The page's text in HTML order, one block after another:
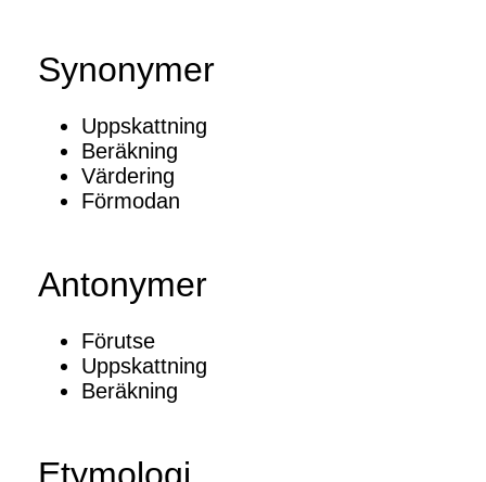
Synonymer
Uppskattning
Beräkning
Värdering
Förmodan
Antonymer
Förutse
Uppskattning
Beräkning